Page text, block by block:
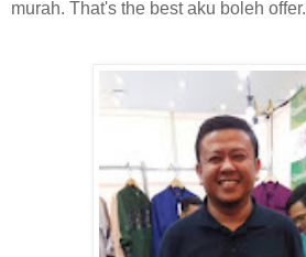
murah. That's the best aku boleh offer.